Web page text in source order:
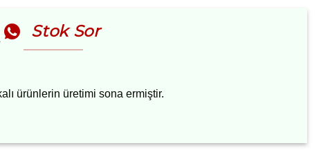
Stok Sor
ürünlerin üretimi sona ermiştir.